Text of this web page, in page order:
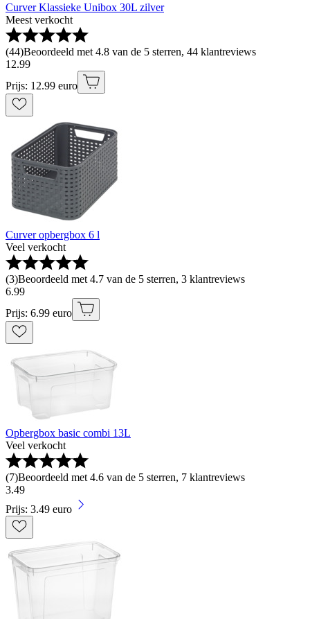
Curver Klassieke Unibox 30L zilver
Meest verkocht
(44)Beoordeeld met 4.8 van de 5 sterren, 44 klantreviews
12.99
Prijs: 12.99 euro
Curver opbergbox 6 l
Veel verkocht
(3)Beoordeeld met 4.7 van de 5 sterren, 3 klantreviews
6.99
Prijs: 6.99 euro
Opbergbox basic combi 13L
Veel verkocht
(7)Beoordeeld met 4.6 van de 5 sterren, 7 klantreviews
3.49
Prijs: 3.49 euro